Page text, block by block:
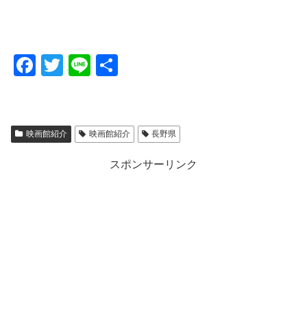
F
e
T
er
Li
映画館紹介 映画館紹介 長野県
スポンサーリンク